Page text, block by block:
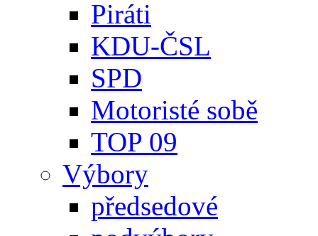
Piráti
KDU-ČSL
SPD
Motoristé sobě
TOP 09
Výbory
předsedové